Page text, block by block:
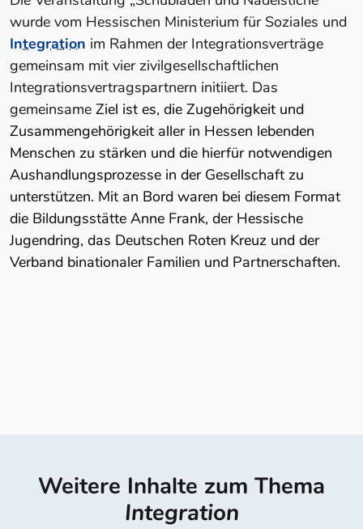
wurde vom Hessischen Ministerium für Soziales und
Integration im Rahmen der Integrationsverträge
gemeinsam mit vier zivilgesellschaftlichen
Integrationsvertragspartnern initiiert. Das
gemeinsame Ziel ist es, die Zugehörigkeit und
Zusammengehörigkeit aller in Hessen lebenden
Menschen zu stärken und die hierfür notwendigen
Aushandlungsprozesse in der Gesellschaft zu
unterstützen. Mit an Bord waren bei diesem Format
die Bildungsstätte Anne Frank, der Hessische
Jugendring, das Deutschen Roten Kreuz und der
Verband binationaler Familien und Partnerschaften.
Weitere Inhalte zum Thema
Integration